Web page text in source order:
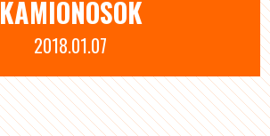
KAMIONOSOK
2018.01.07